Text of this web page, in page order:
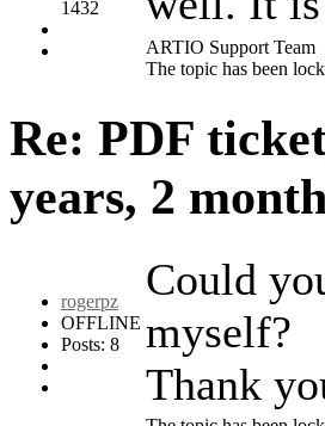
1432
ARTIO Support Team
The topic has been
Re: PDF
years, 2
rogerpz
OFFLINE
Posts: 8
Could
myself?
Thank